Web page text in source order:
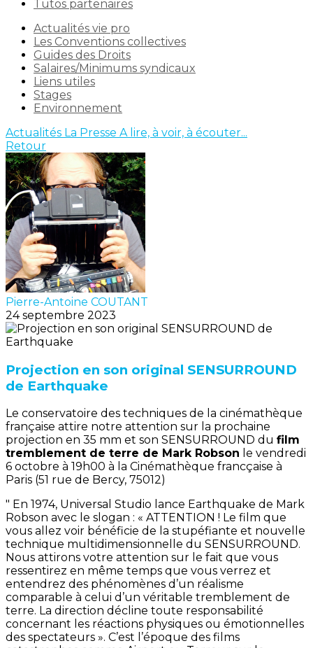
Tutos partenaires
Actualités vie pro
Les Conventions collectives
Guides des Droits
Salaires/Minimums syndicaux
Liens utiles
Stages
Environnement
Actualités La Presse A lire, à voir, à écouter...
Retour
Pierre-Antoine COUTANT
24 septembre 2023
Projection en son original SENSURROUND
de Earthquake
Le conservatoire des techniques de la cinémathèque
française attire notre attention sur la prochaine
projection en 35 mm et son SENSURROUND du film
tremblement de terre de Mark Robson le vendredi
6 octobre à 19h00 à la Cinémathèque francçaise à
Paris (51 rue de Bercy, 75012)
" En 1974, Universal Studio lance Earthquake de Mark
Robson avec le slogan : « ATTENTION ! Le film que
vous allez voir bénéficie de la stupéfiante et nouvelle
technique multidimensionnelle du SENSURROUND.
Nous attirons votre attention sur le fait que vous
ressentirez en même temps que vous verrez et
entendrez des phénomènes d’un réalisme
comparable à celui d’un véritable tremblement de
terre. La direction décline toute responsabilité
concernant les réactions physiques ou émotionnelles
des spectateurs ». C’est l’époque des films